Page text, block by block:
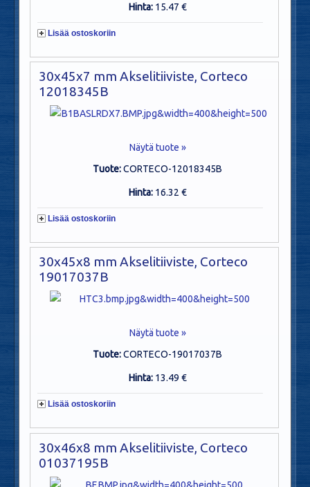
Hinta: 15.47 €
Lisää ostoskoriin
30x45x7 mm Akselitiiviste, Corteco
12018345B
Näytä tuote »
Tuote:CORTECO-12018345B
Hinta: 16.32 €
Lisää ostoskoriin
30x45x8 mm Akselitiiviste, Corteco
19017037B
Näytä tuote »
Tuote:CORTECO-19017037B
Hinta: 13.49 €
Lisää ostoskoriin
30x46x8 mm Akselitiiviste, Corteco
01037195B